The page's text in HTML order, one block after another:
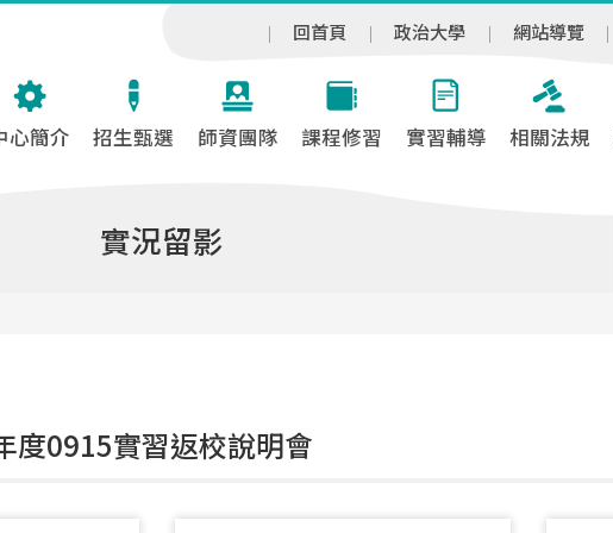
回首頁 政治大學 網站導覽
心簡介 招生甄選 師資團隊 課程修習 實習輔導 相關法規
實況留影
度0915實習返校說明會